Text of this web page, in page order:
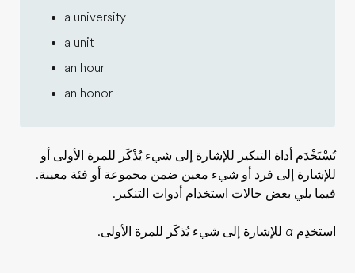
a university
a unit
an hour
an honor
تُسْتَخْدَم أداة التنكير للإشارة إلى شيء يُذْكَر للمرة الأولى أو
للإشارة إلى فرد أو شيء معين ضمن مجموعة أو فئة معينة.
فيما يلي بعض حالات استخدام أدوات التنكير.
استخدِم a للإشارة إلى شيء يُذكَر للمرة الأولى.